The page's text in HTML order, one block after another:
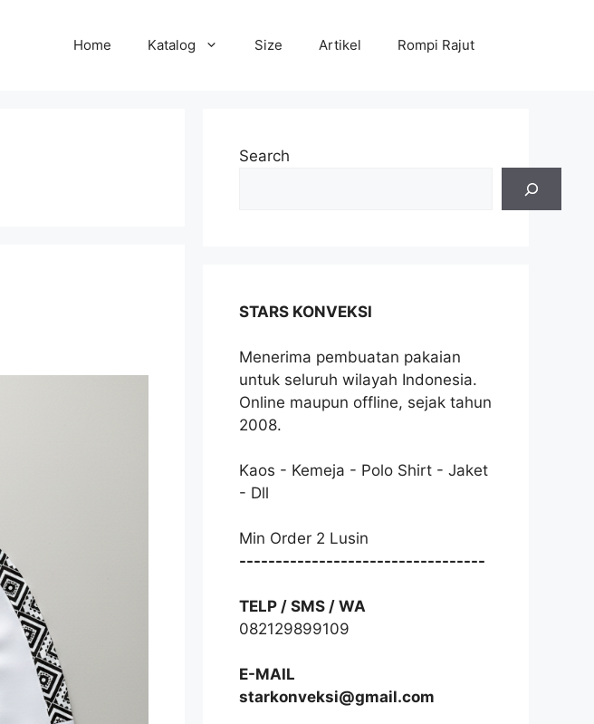
Home Katalog Size Artikel Rompi Rajut
Search
STARS KONVEKSI
Menerima pembuatan pakaian
untuk seluruh wilayah Indonesia.
Online maupun offline, sejak tahun
2008.
Kaos - Kemeja - Polo Shirt - Jaket
- Dll
Min Order 2 Lusin
----------------------------------
TELP / SMS / WA
082129899109
E-MAIL
starkonveksi@gmail.com